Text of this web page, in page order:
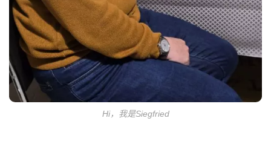
Hi，我是Siegfried